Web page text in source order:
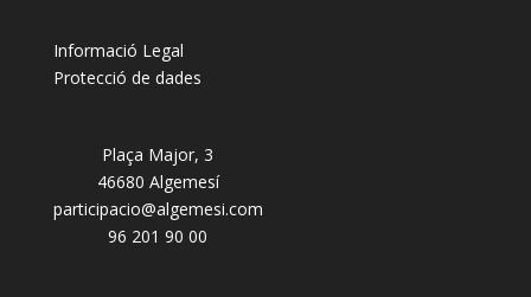
Informació Legal
Protecció de dades
Plaça Major, 3
46680 Algemesí
participacio@algemesi.com
96 201 90 00